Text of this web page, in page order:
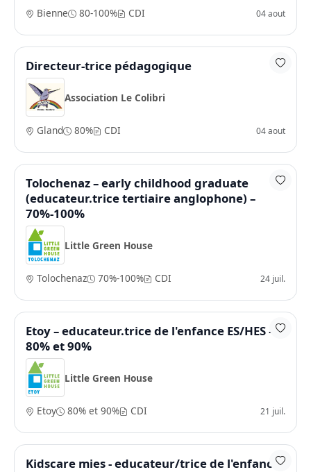
Bienne 80-100% CDI 04 aout
Directeur-trice pédagogique
Association Le Colibri
Gland 80% CDI 04 aout
Tolochenaz – early childhood graduate
(educateur.trice tertiaire anglophone) –
70%-100%
Little Green House
Tolochenaz 70%-100% CDI 24 juil.
Etoy – educateur.trice de l'enfance ES/HES –
80% et 90%
Little Green House
Etoy 80% et 90% CDI 21 juil.
Kidscare mies - educateur/trice de l'enfance